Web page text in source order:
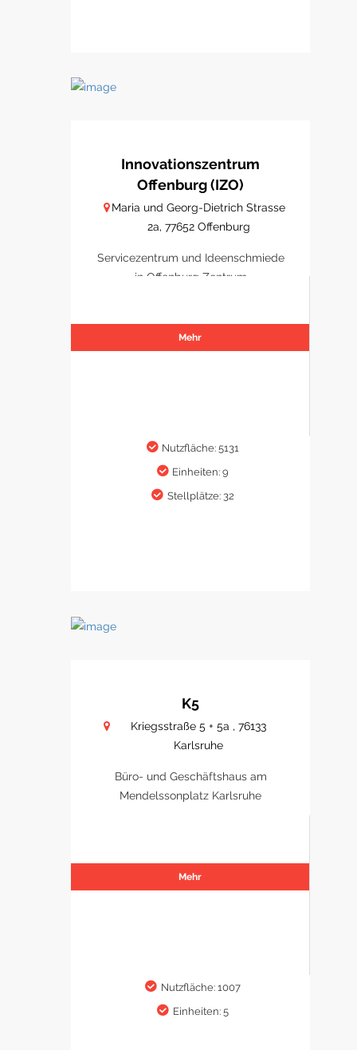
Innovationszentrum
Offenburg (IZO)
Maria und Georg-Dietrich Strasse
2a, 77652 Offenburg
Servicezentrum und Ideenschmiede
in Offenburg Zentrum
Mehr
Nutzfläche: 5131
Einheiten: 9
Stellplätze: 32
K5
Kriegsstraße 5 + 5a , 76133
Karlsruhe
Büro- und Geschäftshaus am
Mendelssonplatz Karlsruhe
Mehr
Nutzfläche: 1007
Einheiten: 5